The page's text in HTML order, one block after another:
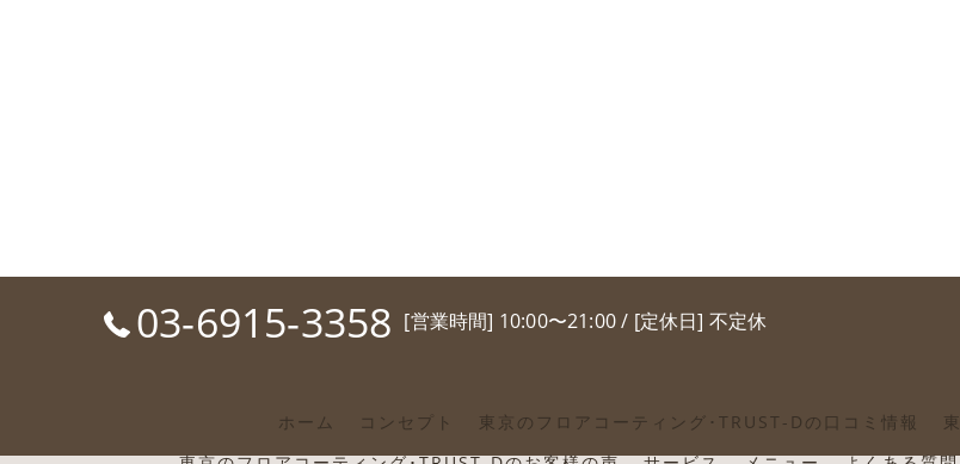
03-6915-3358 [営業時間] 10:00〜21:00 / [定休日] 不定休
ホーム コンセプト 東京のフロアコーティング･TRUST-Dの口コミ情報